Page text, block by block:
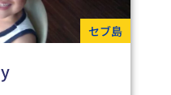
セブ島